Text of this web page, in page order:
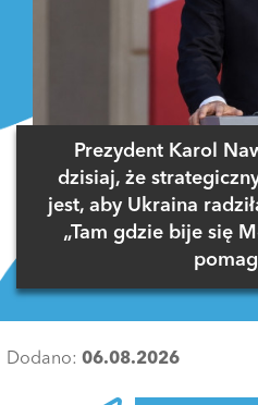
Prezydent Karol
dzisiaj, że
jest, aby Ukraina
„Tam gdzie bije się
Dodano: 06.08.2026